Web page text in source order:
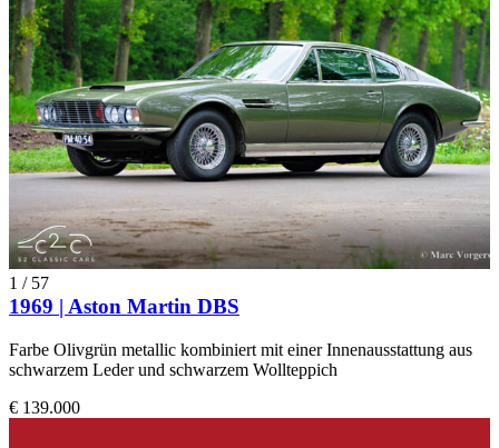
1 / 57
1969 | Aston Martin DBS
Farbe Olivgrün metallic kombiniert mit einer Innenausstattung aus
schwarzem Leder und schwarzem Wollteppich
€ 139.000